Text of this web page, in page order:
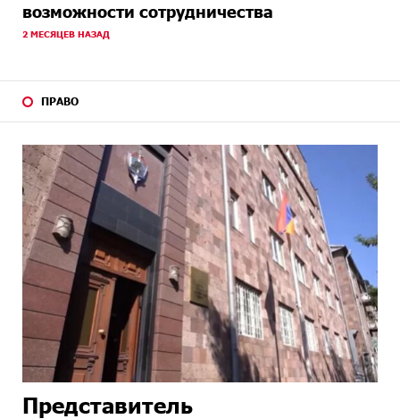
возможности сотрудничества
2 МЕСЯЦЕВ НАЗАД
ПРАВО
Представитель